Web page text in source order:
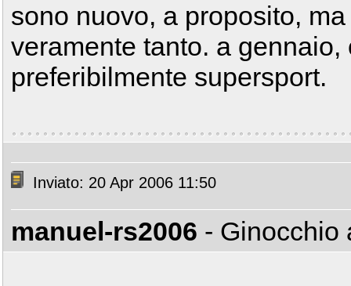
sono nuovo, a proposito,
veramente tanto. a gennaio,
preferibilmente supersport.
Inviato: 20 Apr 2006 11:50
manuel-rs2006 - Ginocchio